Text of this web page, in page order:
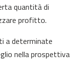
quantità di
profitto.
a determinate
nella prospettiva